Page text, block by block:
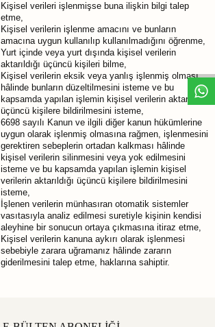
Kişisel verileri işlenmişse buna ilişkin bilgi talep
etme,
Kişisel verilerin işlenme amacını ve bunların
amacına uygun kullanılıp kullanılmadığını öğrenme,
Yurt içinde veya yurt dışında kişisel verilerin
aktarıldığı üçüncü kişileri bilme,
Kişisel verilerin eksik veya yanlış işlenmiş olması
hâlinde bunların düzeltilmesini isteme ve bu
kapsamda yapılan işlemin kişisel verilerin aktarıldığı
üçüncü kişilere bildirilmesini isteme,
6698 sayılı Kanun ve ilgili diğer kanun hükümlerine
uygun olarak işlenmiş olmasına rağmen, işlenmesini
gerektiren sebeplerin ortadan kalkması hâlinde
kişisel verilerin silinmesini veya yok edilmesini
isteme ve bu kapsamda yapılan işlemin kişisel
verilerin aktarıldığı üçüncü kişilere bildirilmesini
isteme,
İşlenen verilerin münhasıran otomatik sistemler
vasıtasıyla analiz edilmesi suretiyle kişinin kendisi
aleyhine bir sonucun ortaya çıkmasına itiraz etme,
Kişisel verilerin kanuna aykırı olarak işlenmesi
sebebiyle zarara uğramanız hâlinde zararın
giderilmesini talep etme, haklarına sahiptir.